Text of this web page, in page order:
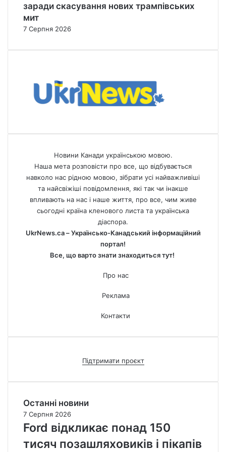
заради скасування нових трампівських
мит
7 Серпня 2026
Новини Канади українською мовою.
Наша мета розповісти про все, що відбувається
навколо нас рідною мовою, зібрати усі найважливіші
та найсвіжіші повідомлення, які так чи інакше
впливають на нас і наше життя, про все, чим живе
сьогодні країна кленового листа та українська
діаспора.
UkrNews.ca – Українсько-Канадський інформаційний
портал!
Все, що варто знати знаходиться тут!
Про нас
Реклама
Контакти
Підтримати проєкт
Останні новини
7 Серпня 2026
Ford відкликає понад 150
тисяч позашляховиків і пікапів